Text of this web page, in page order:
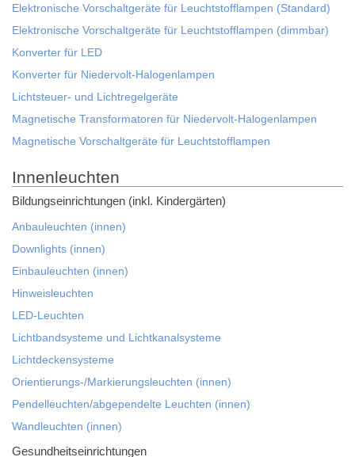
Elektronische Vorschaltgeräte für Leuchtstofflampen (Standard)
Elektronische Vorschaltgeräte für Leuchtstofflampen (dimmbar)
Konverter für LED
Konverter für Niedervolt-Halogenlampen
Lichtsteuer- und Lichtregelgeräte
Magnetische Transformatoren für Niedervolt-Halogenlampen
Magnetische Vorschaltgeräte für Leuchtstofflampen
Innenleuchten
Bildungseinrichtungen (inkl. Kindergärten)
Anbauleuchten (innen)
Downlights (innen)
Einbauleuchten (innen)
Hinweisleuchten
LED-Leuchten
Lichtbandsysteme und Lichtkanalsysteme
Lichtdeckensysteme
Orientierungs-/Markierungsleuchten (innen)
Pendelleuchten/abgependelte Leuchten (innen)
Wandleuchten (innen)
Gesundheitseinrichtungen